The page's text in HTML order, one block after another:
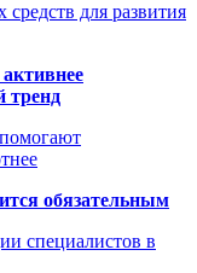
для развития
тренд
обязательным
специалистов в